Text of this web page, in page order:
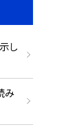
し
み